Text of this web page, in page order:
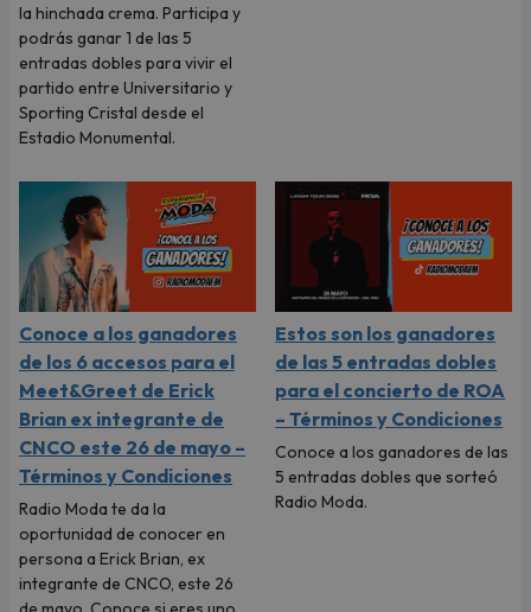
la hinchada crema. Participa y
podrás ganar 1 de las 5
entradas dobles para vivir el
partido entre Universitario y
Sporting Cristal desde el
Estadio Monumental.
Conoce a los ganadores
de los 6 accesos para el
Meet&Greet de Erick
Brian ex integrante de
CNCO este 26 de mayo –
Términos y Condiciones
Radio Moda te da la
oportunidad de conocer en
persona a Erick Brian, ex
integrante de CNCO, este 26
Estos son los ganadores
de las 5 entradas dobles
para el concierto de ROA
– Términos y Condiciones
Conoce a los ganadores de las
5 entradas dobles que sorteó
Radio Moda.